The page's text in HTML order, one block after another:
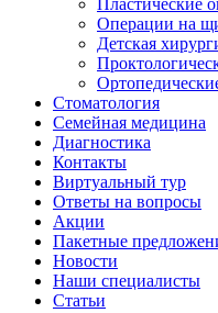
Операции на
Детская
Стоматология
Семейная медицина
Диагностика
Контакты
Виртуальный тур
Ответы на вопросы
Акции
Пакетные
Новости
Наши специалисты
Статьи